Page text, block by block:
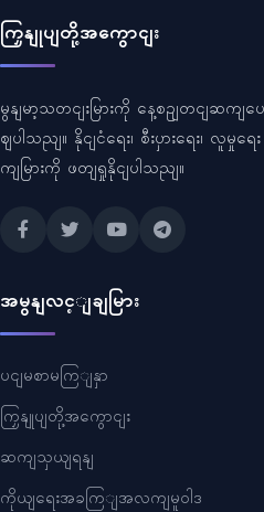
ကြှနျုပျတို့အကွောငျး
မွနျမာ့သတငျးမြားကို နေ့စဥျတငျဆက
ဈပါသညျ။ နိုငျငံရေး၊ စီးပှားရေး၊ လူ
ကျမြားကို ဖတျရှုနိုငျပါသညျ။
အမွနျလင့ျချမြား
ပငျမစာမကြျနှာ
ကြှနျုပျတို့အကွောငျး
ဆကျသှယျရနျ
ကိုယျရေးအခကြျအလကျမူဝါဒ